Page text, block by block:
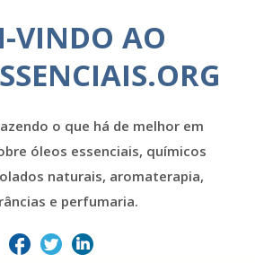
VINDO AO
o que há de melhor em
óleos essenciais, químicos
naturais, aromaterapia,
e perfumaria.